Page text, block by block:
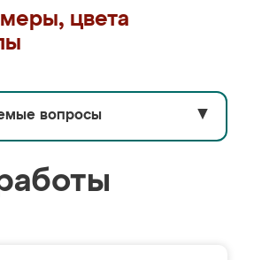
цвета
вопросы ▼